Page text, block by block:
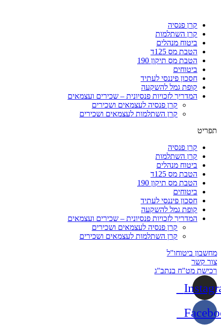
קרן פנסיה
קרן השתלמות
ביטוח מנהלים
הטבת מס 125ד
הטבת מס תיקון 190
ביטוחים
חסכון פיננסי לעתיד
קופת גמל להשקעה
המדריך לזכויות פנסיונית – שכירים ועצמאים
קרן פנסיה לעצמאים ושכירים
קרן השתלמות לעצמאים ושכירים
תפריט
קרן פנסיה
קרן השתלמות
ביטוח מנהלים
הטבת מס 125ד
הטבת מס תיקון 190
ביטוחים
חסכון פיננסי לעתיד
קופת גמל להשקעה
המדריך לזכויות פנסיונית – שכירים ועצמאים
קרן פנסיה לעצמאים ושכירים
קרן השתלמות לעצמאים ושכירים
מחשבון ביטוחו"ל
צור קשר
רכישת מט"ח בנתב"ג